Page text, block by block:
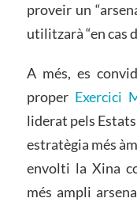
proveir un
utilitzarà “en cas
A més, es
proper Exercici
liderat pels
estratègia més
envolti la Xina
més ampli